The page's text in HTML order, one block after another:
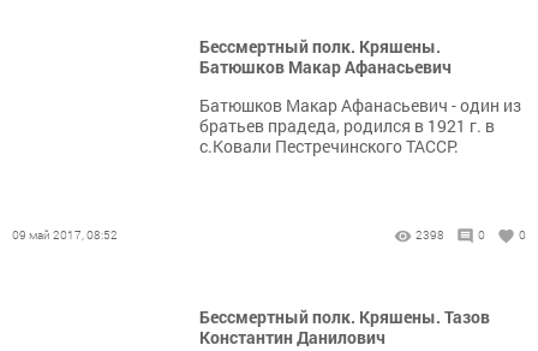
Бессмертный полк. Кряшены.
Батюшков Макар Афанасьевич
Батюшков Макар Афанасьевич - один из
братьев прадеда, родился в 1921 г. в
с.Ковали Пестречинского ТАССР.
09 май 2017, 08:52 2398 0 0
Бессмертный полк. Кряшены. Тазов
Константин Данилович